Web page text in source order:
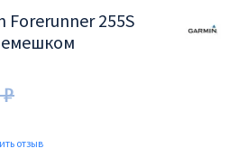
Forerunner 255S
отзыв